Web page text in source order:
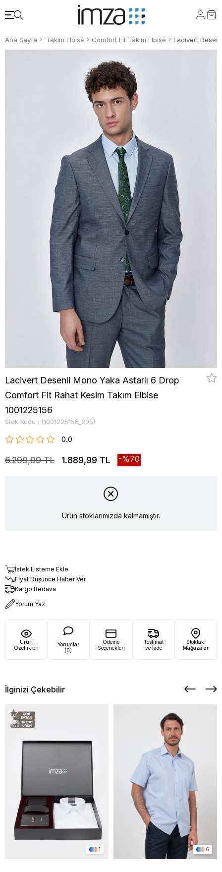
Ana Sayfa Takım Elbise Comfort Fit Takım Elbise
Lacivert Desenli Mono Yaka Astarlı 6 Drop
Comfort Fit Rahat Kesim Takım Elbise
1001225156
Stok Kodu (1001225156_205)
0.0
6.299,99 TL 1.889,99 TL 70
Ürün stoklarımızda kalmamıştır.
İstek Listeme Ekle
Fiyat Düşünce Haber Ver
Kargo Bedava
Yorum Yaz
Ürün
Özellikleri
Yorumlar
(0)
Ödeme
Seçenekleri
Teslimat
ve İade
Stoktaki
Mağazalar
İlginizi Çekebilir
1 6